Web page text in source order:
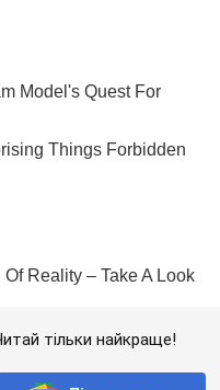
тільки найкраще!